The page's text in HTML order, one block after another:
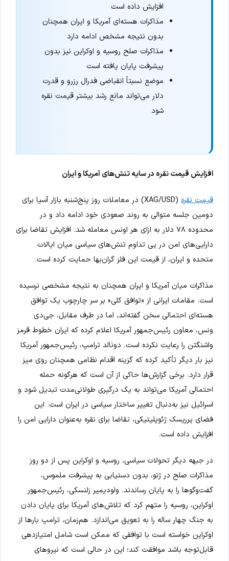
افزایش داده است
مذاکرات هسته‌ای آمریکا و ایران همچنان
بدون نتیجه مشخص ادامه دارد
مذاکرات صلح روسیه و اوکراین نیز بدون
پیشرفت پایان یافته است
موضع نسبتاً انقباضی فدرال رزرو و قدرت
دلار می‌تواند مانع رشد بیشتر قیمت نقره
شود
افزایش قیمت نقره در سایه تنش‌های آمریکا و ایران
قیمت نقره
(XAG/USD) در معاملات روز پنج‌شنبه بازار آسیا برای
دومین جلسه متوالی به روند صعودی خود ادامه داد و در
محدوده ۷۸ دلار به ازای هر اونس معامله شد. افزایش تقاضا برای
دارایی‌های امن در پی تداوم تنش‌های سیاسی میان ایالات
متحده و ایران، از قیمت این فلز گران‌بها حمایت کرده است.
مذاکرات میان آمریکا و ایران همچنان به نتیجه مشخصی نرسیده
است. مقامات ایرانی از «توافق کلی» بر سر چارچوب یک توافق
هسته‌ای احتمالی سخن گفته‌اند، اما در طرف مقابل، جی‌دی
ونس، معاون رئیس‌جمهور آمریکا اعلام کرده که ایران خطوط قرمز
واشنگتن را رعایت نکرده است. دونالد ترامپ، رئیس‌جمهور آمریکا
نیز بار دیگر تأکید کرده که گزینه اقدام نظامی همچنان روی میز
قرار دارد. برخی گزارش‌ها حاکی از آن است که هرگونه حمله
احتمالی آمریکا می‌تواند به یک درگیری طولانی‌مدت تبدیل شود و
اسرائیل نیز به‌دنبال تغییر ساختار سیاسی در ایران است. این
فضای پرریسک ژئوپلیتیکی، تقاضا برای نقره به‌عنوان دارایی امن را
افزایش داده است.
در جبهه دیگر تحولات سیاسی، روسیه و اوکراین پس از دو روز
مذاکرات صلح در ژنو، بدون دستیابی به پیشرفت ملموس،
گفت‌وگوها را به پایان رساندند. ولودیمیر زلنسکی، رئیس‌جمهور
اوکراین، روسیه را متهم کرد که تلاش‌های آمریکا برای پایان دادن
به جنگ چهار ساله را به تعویق می‌اندازد. هم‌زمان، ترامپ بارها از
اوکراین خواسته است با توافقی که ممکن است شامل امتیازدهی
قابل‌توجه باشد موافقت کند؛ این در حالی است که نیروهای